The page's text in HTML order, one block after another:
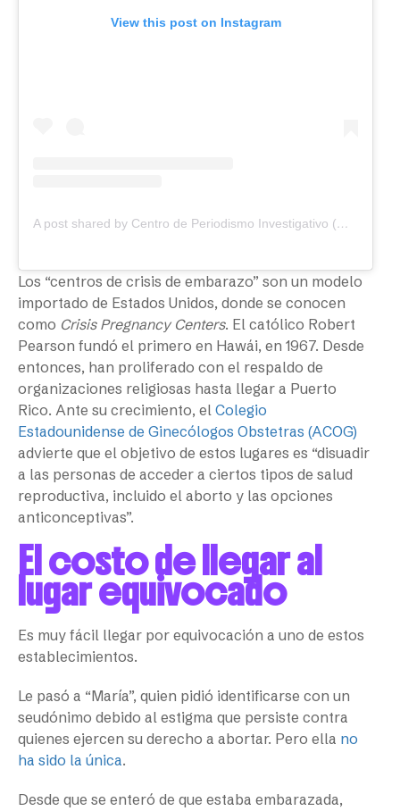
View this post on Instagram
A post shared by Centro de Periodismo Investigativo (@cpipr)
Los “centros de crisis de embarazo” son un modelo
importado de Estados Unidos, donde se conocen
como Crisis Pregnancy Centers. El católico Robert
Pearson fundó el primero en Hawái, en 1967. Desde
entonces, han proliferado con el respaldo de
organizaciones religiosas hasta llegar a Puerto
Rico. Ante su crecimiento, el Colegio
Estadounidense de Ginecólogos Obstetras (ACOG)
advierte que el objetivo de estos lugares es “disuadir
a las personas de acceder a ciertos tipos de salud
reproductiva, incluido el aborto y las opciones
anticonceptivas”.
El costo de llegar al
lugar equivocado
Es muy fácil llegar por equivocación a uno de estos
establecimientos.
Le pasó a “María”, quien pidió identificarse con un
seudónimo debido al estigma que persiste contra
quienes ejercen su derecho a abortar. Pero ella no
ha sido la única.
Desde que se enteró de que estaba embarazada,